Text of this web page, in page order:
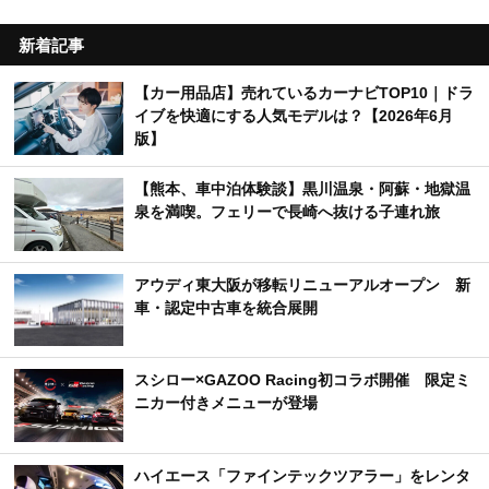
新着記事
【カー用品店】売れているカーナビTOP10｜ドラ
イブを快適にする人気モデルは？【2026年6月
版】
【熊本、車中泊体験談】黒川温泉・阿蘇・地獄温
泉を満喫。フェリーで長崎へ抜ける子連れ旅
アウディ東大阪が移転リニューアルオープン 新
車・認定中古車を統合展開
スシロー×GAZOO Racing初コラボ開催 限定ミ
ニカー付きメニューが登場
ハイエース「ファインテックツアラー」をレンタ